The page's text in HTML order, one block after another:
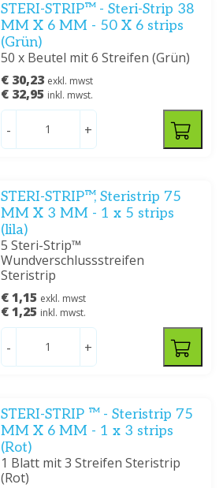
STERI-STRIP™ - Steri-Strip 38
MM X 6 MM - 50 X 6 strips
(Grün)
50 x Beutel mit 6 Streifen (Grün)
€ 30,23 exkl. mwst
€ 32,95 inkl. mwst.
- +
STERI-STRIP™, Steristrip 75
MM X 3 MM - 1 x 5 strips
(lila)
5 Steri-Strip™
Wundverschlussstreifen
Steristrip
€ 1,15 exkl. mwst
€ 1,25 inkl. mwst.
- +
STERI-STRIP ™ - Steristrip 75
MM X 6 MM - 1 x 3 strips
(Rot)
1 Blatt mit 3 Streifen Steristrip
(Rot)